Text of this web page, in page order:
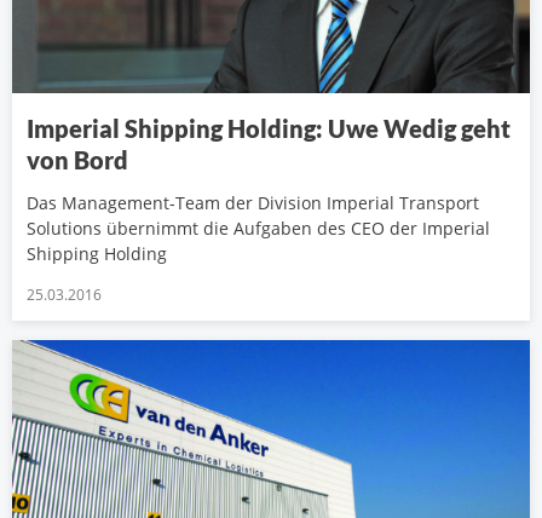
Imperial Shipping Holding: Uwe Wedig geht
von Bord
Das Management-Team der Division Imperial Transport
Solutions übernimmt die Aufgaben des CEO der Imperial
Shipping Holding
25.03.2016